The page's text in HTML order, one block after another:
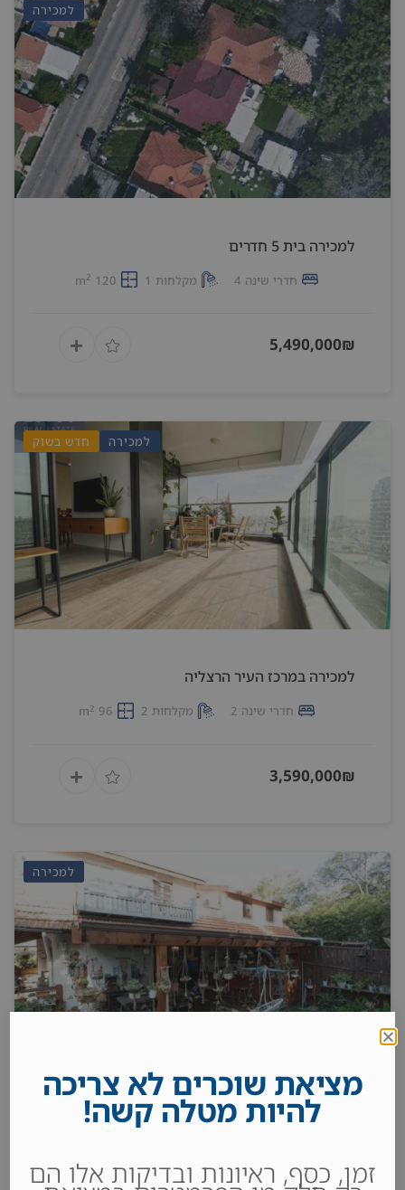
למכירה
למכירה בית 5 חדרים
חדרי שינה 4 מקלחות 1 120 m
2
5,490,000₪
למכירה חדש בשוק
למכירה במרכז העיר הרצליה
חדרי שינה 2 מקלחות 2 96 m
2
3,590,000₪
למכירה
למכירה בהרצליה הצעירה
מציאת שוכרים לא צריכה
להיות מטלה קשה!
זמן, כסף, ראיונות ובדיקות אלו הם